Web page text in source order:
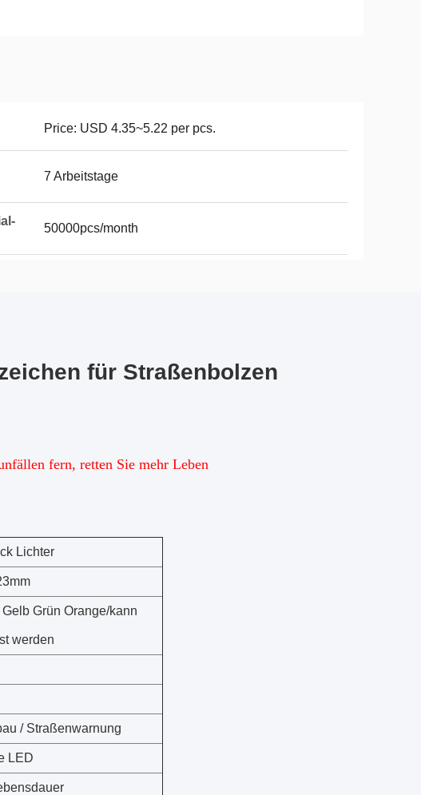
Price: USD 4.35~5.22 per pcs.
7 Arbeitstage
50000pcs/month
für Straßenbolzen
fern, retten Sie mehr Leben
Lichter
Grün Orange/kann
werden
/ Straßenwarnung
LED